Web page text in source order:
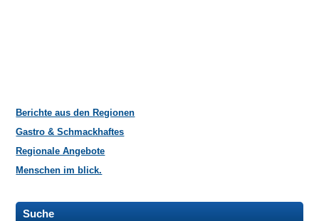
Berichte aus den Regionen
Gastro & Schmackhaftes
Regionale Angebote
Menschen im blick.
Suche